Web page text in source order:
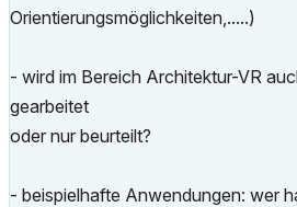
Orientierungsmöglichkeiten,.....)
- wird im Bereich Architektur-VR
gearbeitet
oder nur beurteilt?
- beispielhafte Anwendungen: wer